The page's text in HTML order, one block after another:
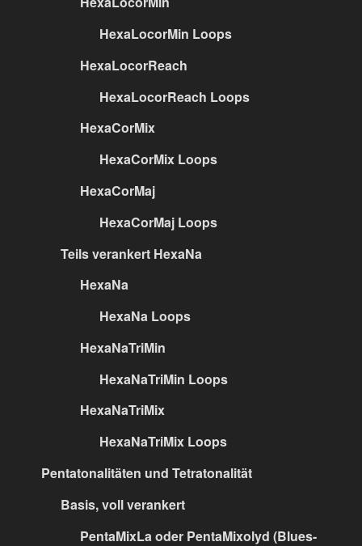
HexaLocorMin Loops
HexaLocorReach
HexaLocorReach Loops
HexaCorMix
HexaCorMix Loops
HexaCorMaj
HexaCorMaj Loops
Teils verankert HexaNa
HexaNa
HexaNa Loops
HexaNaTriMin
HexaNaTriMin Loops
HexaNaTriMix
HexaNaTriMix Loops
Pentatonalitäten und Tetratonalität
Basis, voll verankert
PentaMixLa oder PentaMixolyd (Blues-